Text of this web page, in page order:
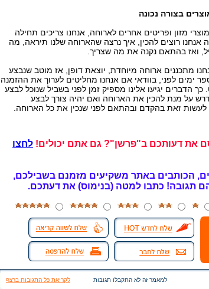
בצורה נכונה
מזון ופריטים אחרים לארוחה, אנחנו צריכים תחילה
אנחנו רוצים להכין, איך נרצה שהארוחה שלנו תיראה, מה
ואז בהתאם נקנה את מה שצריך.
מתכננים ארוחה מיוחדת, יוצאת דופן, אז מוטב שנבצע
ימים לפני, בוודאי אם אנחנו מחליטים לערוך את ההזמנה
כך הדברים יגיעו אלינו מספיק זמן לפני בשביל שנוכל לבצע
על מנת להכין את הארוחה ואם יהיה צורך לבצע
לעשות זאת בהקדם ובהתאם לפני שנכין את כל הארוחה.
את דעותכם ב"פרשן"? גם אתם יכולים! לחצו
הכותבים באתר משקיעים מזמנם בשבילכם,
תגובה! כתבו למטה (בנימוס) את דעתכם.
למאמר זה לא התקבלו תגובות לקריאת כל התגובות ברצף